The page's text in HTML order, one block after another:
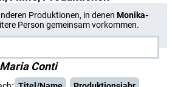
Produktionen, in denen Monika-
Person gemeinsam vorkommen.
Conti